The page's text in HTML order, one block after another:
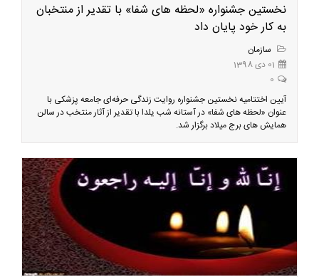
نخستین جشنواره «لحظه های شفا» با تقدیر از منتخبان
به کار خود پایان داد
سازمان
01 دی 1398
0
آیین اختتامیه نخستین جشنواره روایت زندگی حرفه‌ای جامعه پزشکی با
عنوان «لحظه های شفا» در آستانه شب یلدا با تقدیر از آثار منتخب در سالن
همایش های برج میلاد برگزار شد.